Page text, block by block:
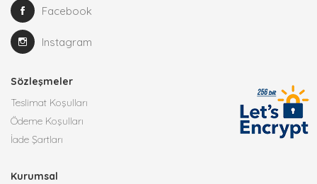
Facebook
Instagram
Sözleşmeler
Teslimat Koşulları
Ödeme Koşulları
İade Şartları
Kurumsal